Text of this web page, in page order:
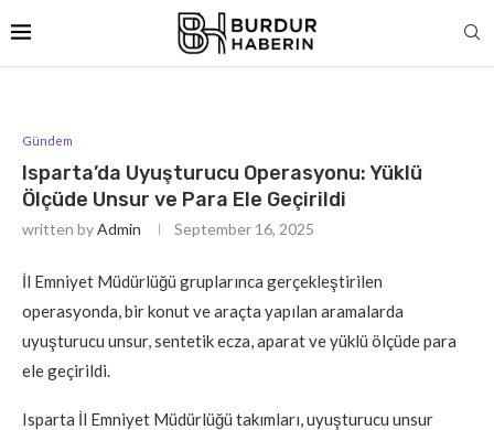
Gündem
Isparta’da Uyuşturucu Operasyonu: Yüklü
Ölçüde Unsur ve Para Ele Geçirildi
written byAdmin September 16, 2025
İl Emniyet Müdürlüğü gruplarınca gerçekleştirilen
operasyonda, bir konut ve araçta yapılan aramalarda
uyuşturucu unsur, sentetik ecza, aparat ve yüklü ölçüde para
ele geçirildi.
Isparta İl Emniyet Müdürlüğü takımları, uyuşturucu unsur